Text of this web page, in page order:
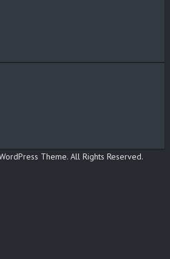
Theme. All Rights Reserved.